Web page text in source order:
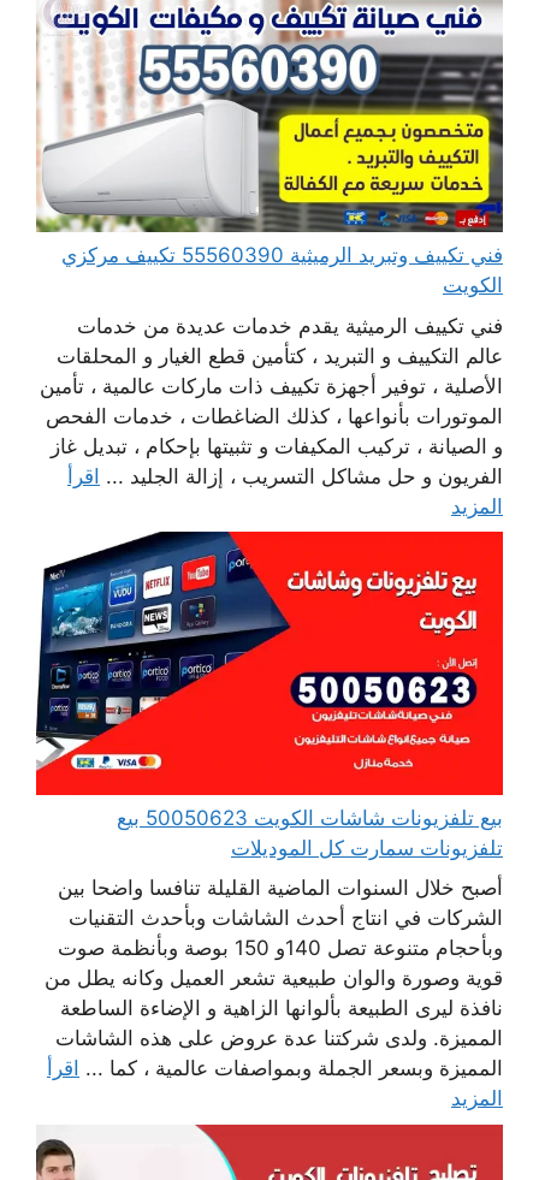
فني تكييف وتبريد الرميثية 55560390 تكييف مركزي
الكويت
فني تكييف الرميثية يقدم خدمات عديدة من خدمات
عالم التكييف و التبريد ، كتأمين قطع الغيار و المحلقات
الأصلية ، توفير أجهزة تكييف ذات ماركات عالمية ، تأمين
الموتورات بأنواعها ، كذلك الضاغطات ، خدمات الفحص
و الصيانة ، تركيب المكيفات و تثبيتها بإحكام ، تبديل غاز
الفريون و حل مشاكل التسريب ، إزالة الجليد ... اقرأ
المزيد
بيع تلفزيونات شاشات الكويت 50050623 بيع
تلفزيونات سمارت كل الموديلات
أصبح خلال السنوات الماضية القليلة تنافسا واضحا بين
الشركات في انتاج أحدث الشاشات وبأحدث التقنيات
وبأحجام متنوعة تصل 140و 150 بوصة وبأنظمة صوت
قوية وصورة والوان طبيعية تشعر العميل وكانه يطل من
نافذة ليرى الطبيعة بألوانها الزاهية و الإضاءة الساطعة
المميزة. ولدى شركتنا عدة عروض على هذه الشاشات
المميزة وبسعر الجملة وبمواصفات عالمية ، كما ... اقرأ
المزيد